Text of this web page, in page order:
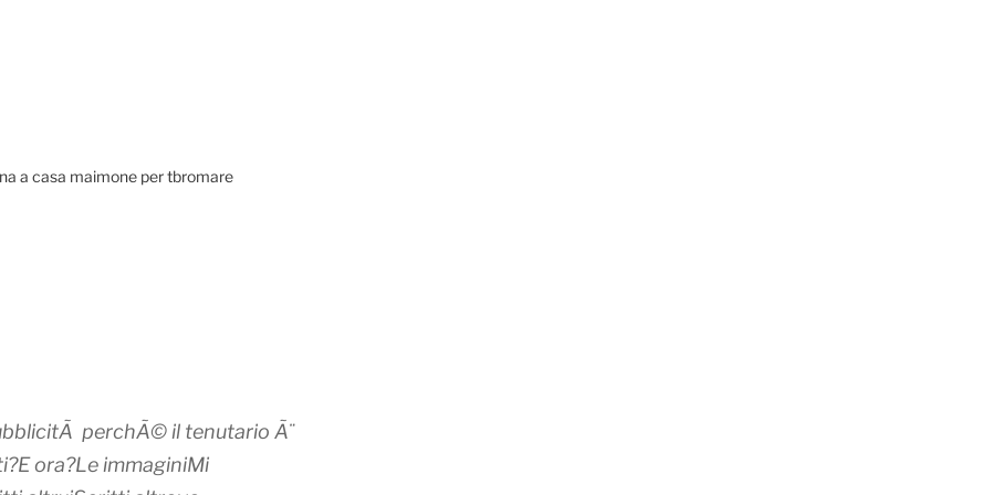
a casa maimone per tbromare
perchÃ© il tenutario Ã¨
ora?Le immaginiMi